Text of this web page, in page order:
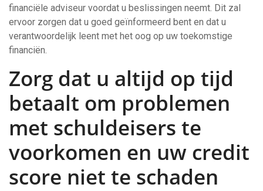
financiële adviseur voordat u beslissingen neemt. Dit zal
ervoor zorgen dat u goed geïnformeerd bent en dat u
verantwoordelijk leent met het oog op uw toekomstige
financiën.
Zorg dat u altijd op tijd
betaalt om problemen
met schuldeisers te
voorkomen en uw credit
score niet te schaden